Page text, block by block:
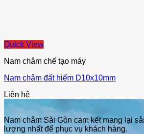
Quick View
Nam châm chế tạo máy
Nam châm đất hiếm D10x10mm
Liên hệ
Nam châm Sài Gòn cam kết mang lại
lượng nhất để phục vụ khách hàng.